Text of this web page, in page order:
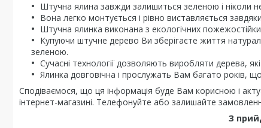
Штучна ялина завжди залишиться зеленою і ніколи
Вона легко монтується і рівно виставляється
Штучна ялинка виконана з екологічних
Купуючи штучне дерево Ви зберігаєте життя
зеленою.
Сучасні технології дозволяють виробляти дерева,
Ялинка довговічна і прослужать Вам багато років,
Сподіваємося, що ця інформація буде Вам корисною і
інтернет-магазині. Телефонуйте або залишайте
З